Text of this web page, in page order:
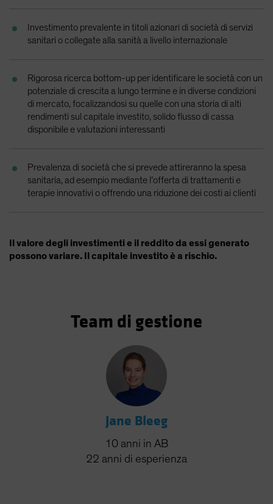
Spain
Sweden
Taiwan - 台灣
UK
United States (US Citizens)
US (Non-US Citizens/NRC)
Investimento prevalente in titoli azionari di società di servizi
sanitari o collegate alla sanità a livello internazionale
Rigorosa ricerca bottom-up per identificare le società con un
potenziale di crescita a lungo termine e in diverse condizioni
di mercato, focalizzandosi su quelle con una storia di alti
rendimenti sul capitale investito, solido flusso di cassa
disponibile e valutazioni interessanti
Prevalenza di società che si prevede attireranno la spesa
sanitaria, ad esempio mediante l’offerta di trattamenti e
terapie innovativi o offrendo una riduzione dei costi ai clienti
Il valore degli investimenti e il reddito da essi generato
possono variare. Il capitale investito è a rischio.
Team di gestione
Jane Bleeg
10 anni in AB
22 anni di esperienza